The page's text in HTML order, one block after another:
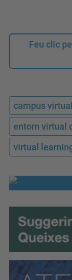
Feu clic
campus virtual
entorn virtual
virtual